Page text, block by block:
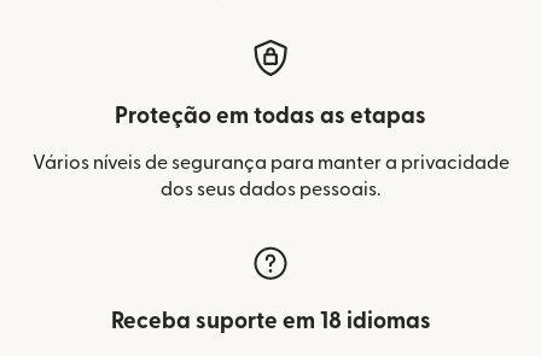
Proteção em todas as etapas
Vários níveis de segurança para manter a privacidade
dos seus dados pessoais.
Receba suporte em 18 idiomas